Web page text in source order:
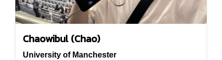
Chaowibul (Chao)
University of Manchester